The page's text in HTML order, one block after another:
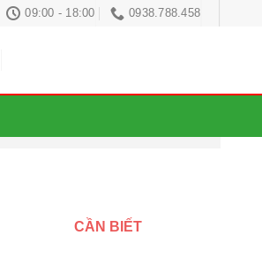
09:00 - 18:00 0938.788.458
CẦN BIẾT